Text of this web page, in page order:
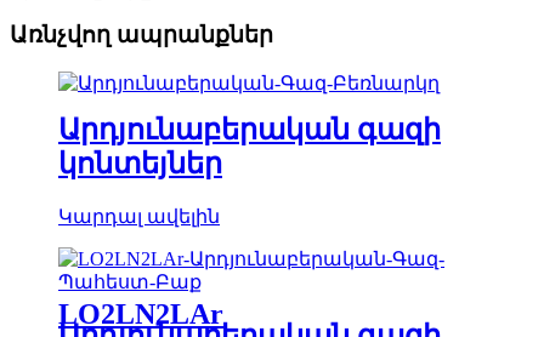
Առնչվող ապրանքներ
Արդյունաբերական գազի
կոնտեյներ
Կարդալ ավելին
LO2LN2LAr